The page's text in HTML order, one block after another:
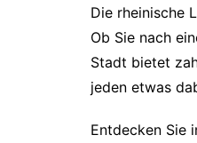
Die rheinische
Ob Sie nach
Stadt bietet
jeden etwas
Entdecken Sie